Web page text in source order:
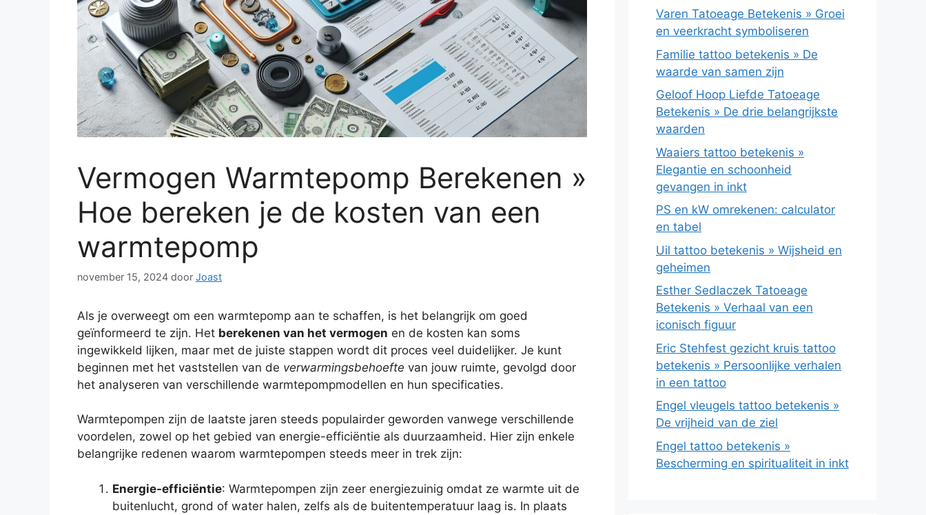
Vermogen Warmtepomp Berekenen »
Hoe bereken je de kosten van een
warmtepomp
november 15, 2024 door Joast
Als je overweegt om een warmtepomp aan te schaffen, is het belangrijk om goed
geïnformeerd te zijn. Het berekenen van het vermogen en de kosten kan soms
ingewikkeld lijken, maar met de juiste stappen wordt dit proces veel duidelijker. Je kunt
beginnen met het vaststellen van de verwarmingsbehoefte van jouw ruimte, gevolgd door
het analyseren van verschillende warmtepompmodellen en hun specificaties.
Warmtepompen zijn de laatste jaren steeds populairder geworden vanwege verschillende
voordelen, zowel op het gebied van energie-efficiëntie als duurzaamheid. Hier zijn enkele
belangrijke redenen waarom warmtepompen steeds meer in trek zijn:
Energie-efficiëntie: Warmtepompen zijn zeer energiezuinig omdat ze warmte uit de
buitenlucht, grond of water halen, zelfs als de buitentemperatuur laag is. In plaats
Varen Tatoeage Betekenis » Groei
en veerkracht symboliseren
Familie tattoo betekenis » De
waarde van samen zijn
Geloof Hoop Liefde Tatoeage
Betekenis » De drie belangrijkste
waarden
Waaiers tattoo betekenis »
Elegantie en schoonheid
gevangen in inkt
PS en kW omrekenen: calculator
en tabel
Uil tattoo betekenis » Wijsheid en
geheimen
Esther Sedlaczek Tatoeage
Betekenis » Verhaal van een
iconisch figuur
Eric Stehfest gezicht kruis tattoo
betekenis » Persoonlijke verhalen
in een tattoo
Engel vleugels tattoo betekenis »
De vrijheid van de ziel
Engel tattoo betekenis »
Bescherming en spiritualiteit in inkt